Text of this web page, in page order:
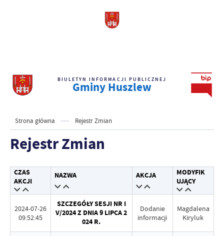
BIULETYN INFORMACJI PUBLICZNEJ
Gminy Huszlew
Strona główna Rejestr Zmian
Rejestr Zmian
CZAS
AKCJI
NAZWA AKCJA
MODYFIK
UJĄCY
2024-07-26
09:52:45
SZCZEGÓŁY SESJI NR I
V/2024 Z DNIA 9 LIPCA 2
024 R.
Dodanie
informacji
Magdalena
Kiryluk